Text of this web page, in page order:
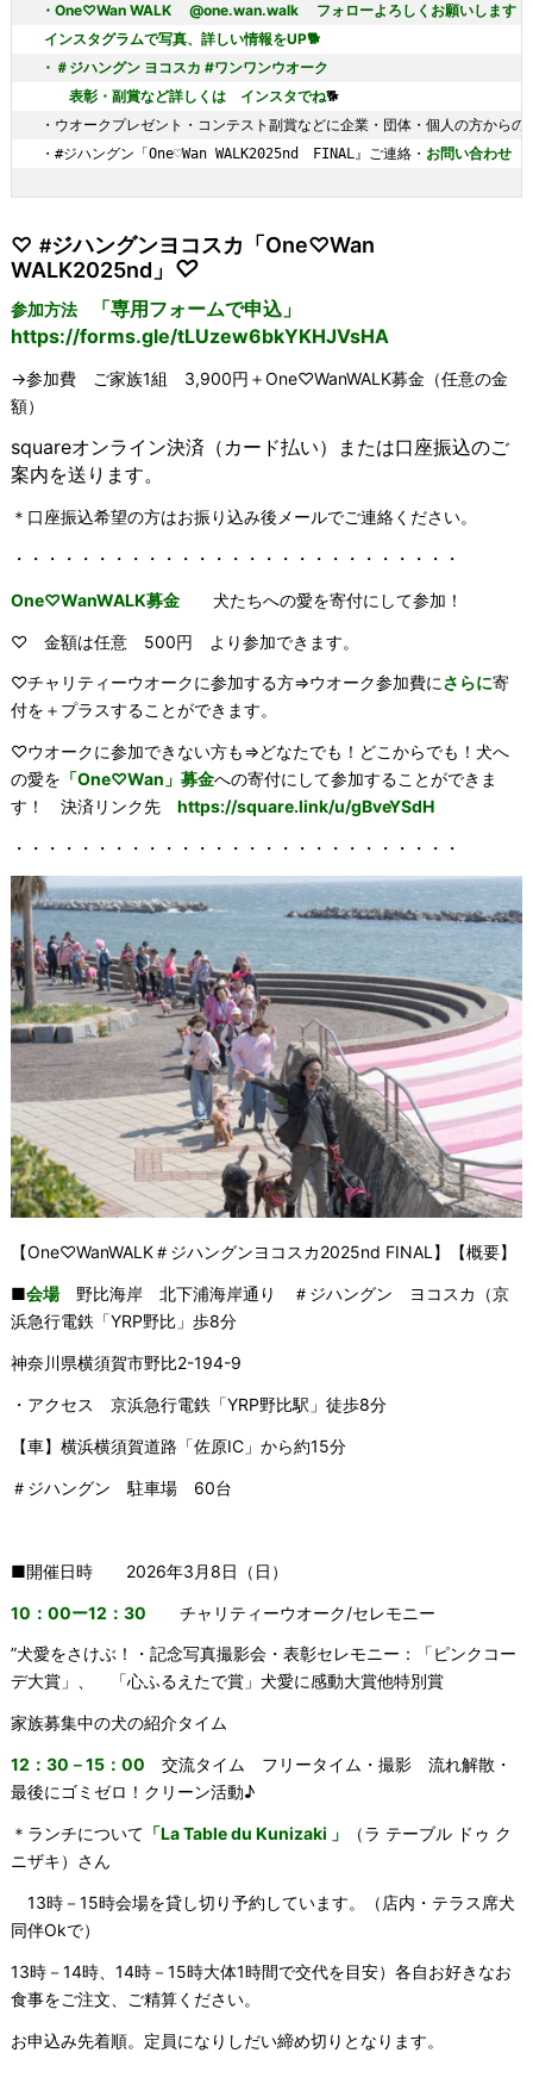
・ One♡Wan WALK
@one.wan.walk 　フォローよろしくお願いします！
インスタグラムで写真、詳しい情報をUP🐕
・＃ジハングン ヨコスカ #ワンワンウオーク
表彰・副賞など詳しくは　インスタでね🐕
・ウオークプレゼント・コンテスト副賞などに企業・団体・個人の方から
・ #ジハングン「One♡Wan WALK2025nd　FINAL』ご連絡・ お問い合わせ 担
♡ #ジハングンヨコスカ「One♡Wan
WALK2025nd」 ♡
参加方法
「専用フォームで申込」
https://forms.gle/tLUzew6bkYKHJVsHA
→参加費 ご家族1組 3,900円＋One♡WanWALK募金（任意の金
額）
squareオンライン決済（ カード払い）または口座振込のご
案内を送ります。
＊口座振込希望の方はお振り込み後メールでご連絡ください。
・・・・・・・・・・・・・・・・・・・・・・・・・・・
One♡WanWALK募金犬たちへの愛を寄付にして参加！
♡ 金額は任意 500円 より参加できます。
♡チャリティーウオークに参加する方⇒ウオーク参加費にさらに寄
付を＋プラスすることができます。
♡ウオークに参加できない方も⇒どなたでも！どこからでも！犬へ
の愛を 「One♡Wan」募金への寄付にして参加することができま
す！ 決済リンク先 https://square.link/u/gBveYSdH
・・・・・・・・・・・・・・・・・・・・・・・・・・・
【One♡WanWALK＃ジハングンヨコスカ2025nd FINAL】【概要】
■会場野比海岸 北下浦海岸通り ＃ジハングン ヨコスカ（京
浜急行電鉄「YRP野比」歩8分
神奈川県横須賀市野比2-194-9
・アクセス 京浜急行電鉄「YRP野比駅」徒歩8分
【車】横浜横須賀道路「佐原IC」から約15分
＃ジハングン 駐車場 60台
■開催日時 2026年3月8日（日）
10：00ー12：30 チャリティーウオーク/セレモニー
”犬愛をさけぶ！・記念写真撮影会・表彰セレモニー：「ピンクコー
デ大賞」、 「心ふるえたで賞」犬愛に感動大賞他特別賞
家族募集中の犬の紹介タイム
12：30－15：00 交流タイム フリータイム・撮影 流れ解散・
最後にゴミゼロ！クリーン活動♪
＊ランチについて 「La Table du Kunizaki 」
（ラ テーブル ドゥ ク
ニザキ）さん
13時－15時会場を貸し切り予約しています。（店内・テラス席犬
同伴Okで）
13時－14時、14時－15時大体1時間で交代を目安）各自お好きなお
食事をご注文、ご精算ください。
お申込み先着順。定員になりしだい締め切りとなります。